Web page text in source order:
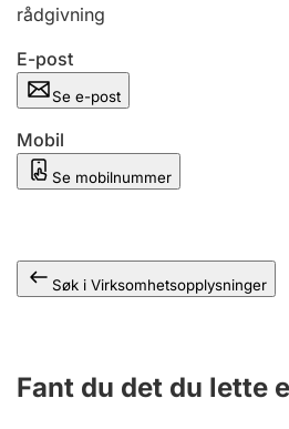
Andre tema
rådgivning
E-post
Se e-post
Mobil
Se mobilnummer
Søk i Virksomhetsopplysninger
Fant du det du lette